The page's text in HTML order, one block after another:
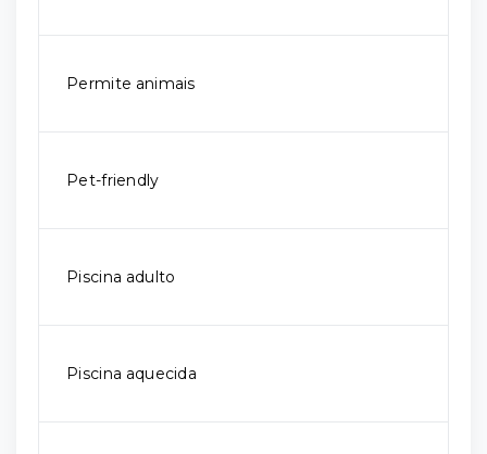
Permite animais
Pet-friendly
Piscina adulto
Piscina aquecida